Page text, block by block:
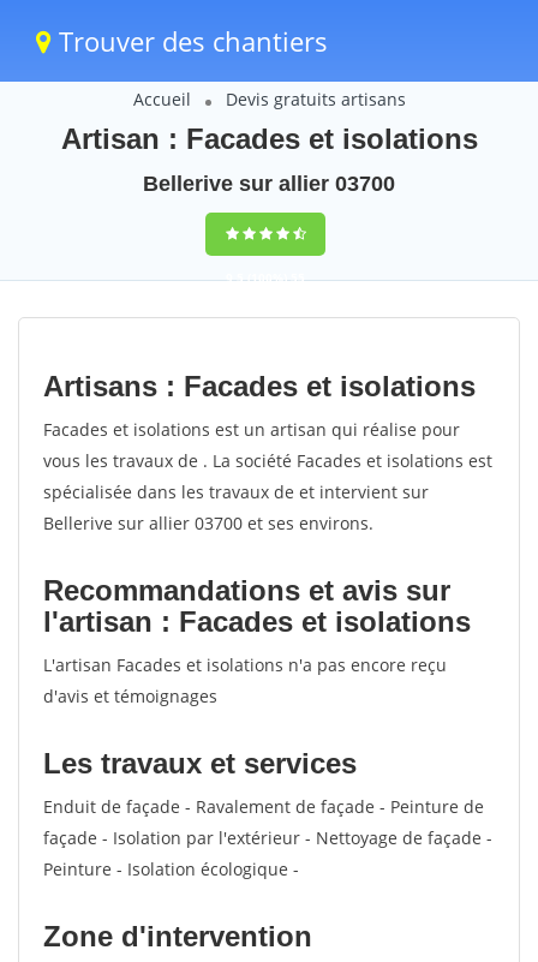
Trouver des chantiers
Accueil Devis gratuits artisans
Artisan : Facades et isolations
Bellerive sur allier 03700
9,5(100%)55
votes
Artisans : Facades et isolations
Facades et isolations est un artisan qui réalise pour
vous les travaux de . La société Facades et isolations est
spécialisée dans les travaux de et intervient sur
Bellerive sur allier 03700 et ses environs.
Recommandations et avis sur
l'artisan : Facades et isolations
L'artisan Facades et isolations n'a pas encore reçu
d'avis et témoignages
Les travaux et services
Enduit de façade - Ravalement de façade - Peinture de
façade - Isolation par l'extérieur - Nettoyage de façade -
Peinture - Isolation écologique -
Zone d'intervention